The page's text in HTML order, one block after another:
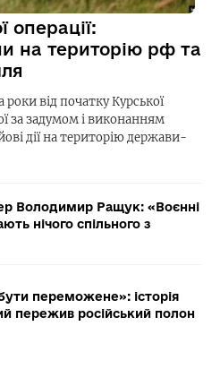
операції:
на територію рф та
від початку Курської
за задумом і виконанням
дії на територію держави-
Володимир Ращук: «Воєнні
нічого спільного з
переможене»: історія
пережив російський полон